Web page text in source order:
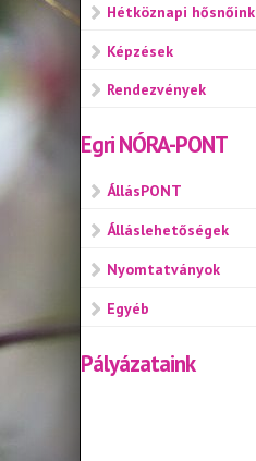
Hétköznapi hősnőink
Képzések
Rendezvények
Egri NÓRA-PONT
ÁllásPONT
Álláslehetőségek
Nyomtatványok
Egyéb
Pályázataink